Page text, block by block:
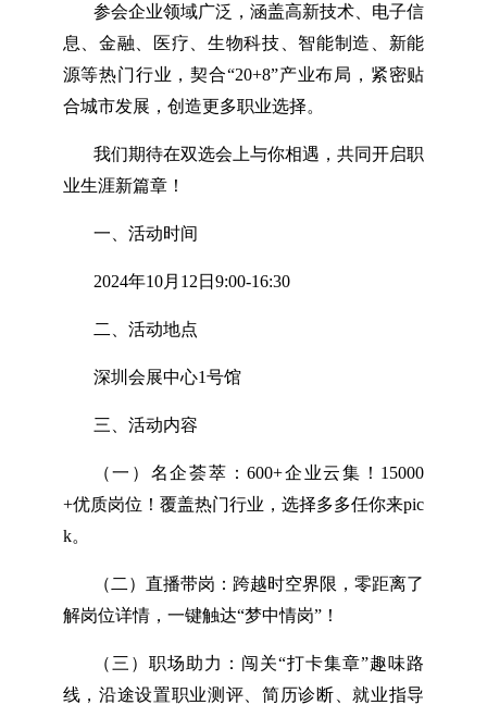
参会企业领域广泛，涵盖高新技术、电子信
息、金融、医疗、生物科技、智能制造、新能
源等热门行业，契合“20+8”产业布局，紧密贴
合城市发展，创造更多职业选择。
我们期待在双选会上与你相遇，共同开启职
业生涯新篇章！
一、活动时间
2024年10月12日9:00-16:30
二、活动地点
深圳会展中心1号馆
三、活动内容
（一）名企荟萃：600+企业云集！15000
+优质岗位！覆盖热门行业，选择多多任你来pic
k。
（二）直播带岗：跨越时空界限，零距离了
解岗位详情，一键触达“梦中情岗”！
（三）职场助力：闯关“打卡集章”趣味路
线，沿途设置职业测评、简历诊断、就业指导